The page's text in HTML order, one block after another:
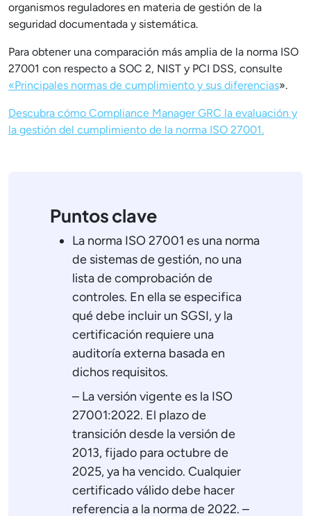
organismos reguladores en materia de gestión de la
seguridad documentada y sistemática.
Para obtener una comparación más amplia de la norma ISO
27001 con respecto a SOC 2, NIST y PCI DSS, consulte
«Principales normas de cumplimiento y sus diferencias».
Descubra cómo Compliance Manager GRC la evaluación y
la gestión del cumplimiento de la norma ISO 27001.
Puntos clave
La norma ISO 27001 es una norma
de sistemas de gestión, no una
lista de comprobación de
controles. En ella se especifica
qué debe incluir un SGSI, y la
certificación requiere una
auditoría externa basada en
dichos requisitos.
– La versión vigente es la ISO
27001:2022. El plazo de
transición desde la versión de
2013, fijado para octubre de
2025, ya ha vencido. Cualquier
certificado válido debe hacer
referencia a la norma de 2022. –